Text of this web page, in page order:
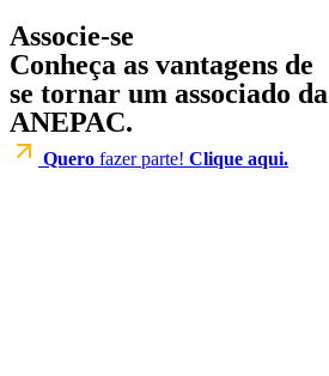
Associe-se
Conheça as vantagens de
se tornar um associado da
ANEPAC.
Quero fazer parte! Clique aqui.